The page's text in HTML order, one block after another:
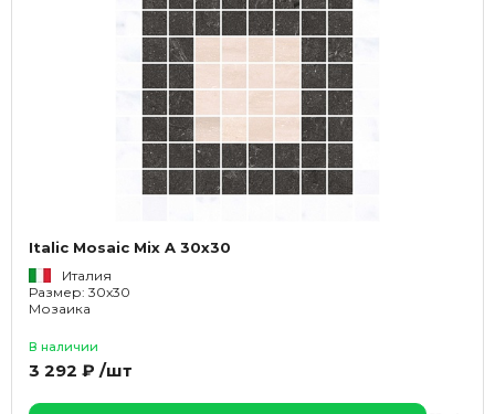
Italic Mosaic Mix A 30x30
Италия
Размер: 30x30
Мозаика
В наличии
3 292 ₽ /шт